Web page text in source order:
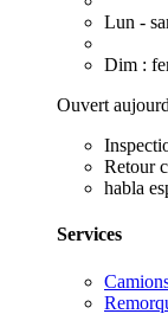
Lun -
Dim :
Ouvert
Retour
habla
Services